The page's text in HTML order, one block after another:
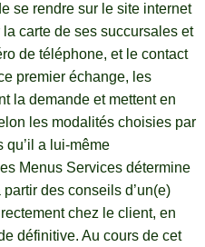
se rendre sur le site internet
la carte de ses succursales et
de téléphone, et le contact
premier échange, les
la demande et mettent en
les modalités choisies par
qu’il a lui-même
Menus Services détermine
des conseils d’un(e)
chez le client, en
définitive. Au cours de cet